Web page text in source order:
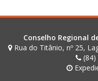
s
a
Conselho Regional
Rua do Titânio, nº 25,
(84)